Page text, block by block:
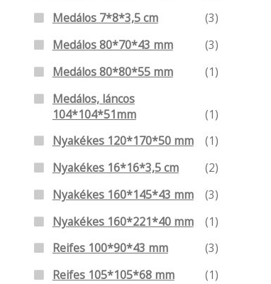
Medálos 7*8*3,5 cm
(3)
Medálos 80*70*43 mm
(3)
Medálos 80*80*55 mm
(1)
Medálos, láncos
104*104*51mm
(1)
Nyakékes 120*170*50 mm
(1)
Nyakékes 16*16*3,5 cm
(2)
Nyakékes 160*145*43 mm
(3)
Nyakékes 160*221*40 mm
(1)
Reifes 100*90*43 mm
(3)
Reifes 105*105*68 mm
(1)